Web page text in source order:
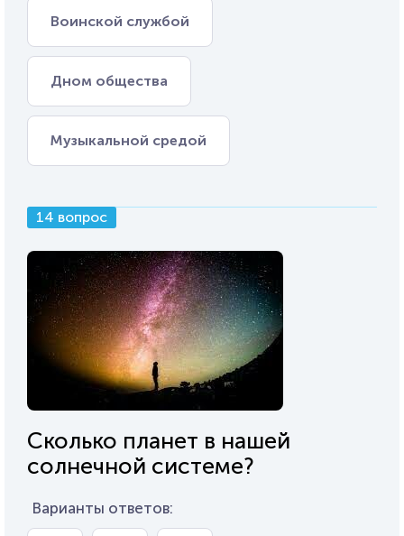
Воинской службой
Дном общества
Музыкальной средой
14 вопрос
Сколько планет в нашей
солнечной системе?
Варианты ответов: